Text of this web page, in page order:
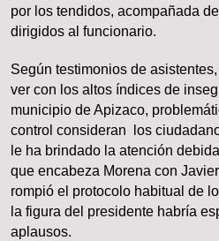
por los tendidos, acompañada
dirigidos al funcionario.
Según testimonios de
ver con los altos índices de
municipio de Apizaco,
control consideran los
le ha brindado la atención
que encabeza Morena con
rompió el protocolo habitual de
la figura del presidente habría
aplausos.